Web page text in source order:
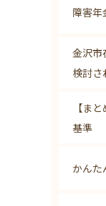
障害年
金沢市
検討さ
【ま
基準
かんた